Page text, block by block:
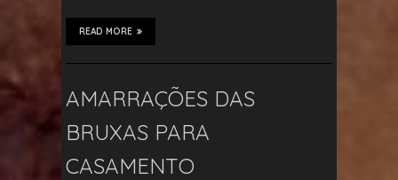
READ MORE
AMARRAÇÕES DAS
BRUXAS PARA
CASAMENTO